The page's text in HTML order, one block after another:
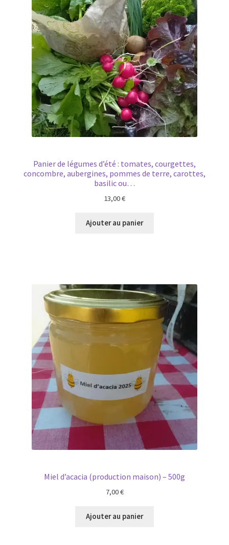
Panier de légumes d’été : tomates, courgettes,
concombre, aubergines, pommes de terre, carottes,
basilic ou…
13,00€
Ajouter au panier
Miel d’acacia (production maison) – 500g
7,00€
Ajouter au panier